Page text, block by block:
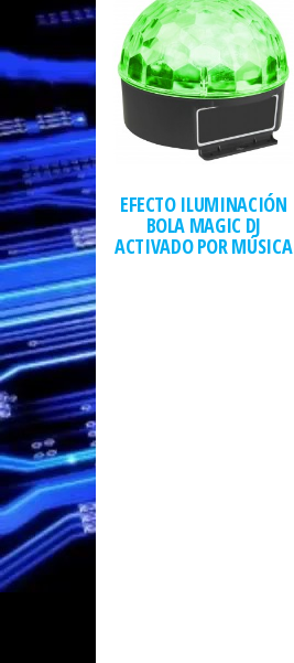
EFECTO ILUMINACIÓN
BOLA MAGIC DJ
ACTIVADO POR MÚSICA